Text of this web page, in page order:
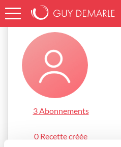
Accueil fabiennel_ec59
3 Abonnements
0 Recette créée